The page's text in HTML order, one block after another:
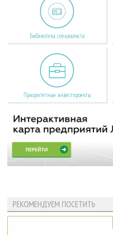
Библиотека специалиста
Приоритетные инвестпроекты
РЕКОМЕНДУЕМ ПОСЕТИТЬ